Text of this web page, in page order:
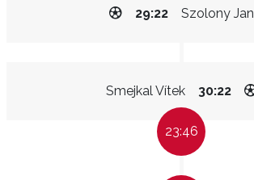
Szolony Jan
29:22
Smejkal Vítek 30:22
23:46